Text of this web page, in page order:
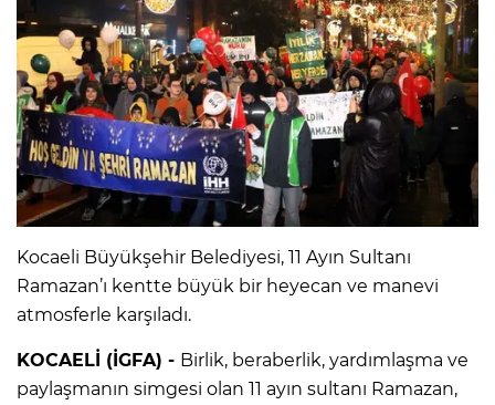
Kocaeli Büyükşehir Belediyesi, 11 Ayın Sultanı
Ramazan’ı kentte büyük bir heyecan ve manevi
atmosferle karşıladı.
KOCAELİ (İGFA) - Birlik, beraberlik, yardımlaşma ve
paylaşmanın simgesi olan 11 ayın sultanı Ramazan,